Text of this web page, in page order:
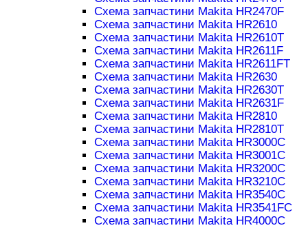
Схема запчастини Makita HR2470F
Схема запчастини Makita HR2610
Схема запчастини Makita HR2610T
Схема запчастини Makita HR2611F
Схема запчастини Makita HR2611FT
Схема запчастини Makita HR2630
Схема запчастини Makita HR2630T
Схема запчастини Makita HR2631F
Схема запчастини Makita HR2810
Схема запчастини Makita HR2810T
Схема запчастини Makita HR3000C
Схема запчастини Makita HR3001C
Схема запчастини Makita HR3200C
Схема запчастини Makita HR3210C
Схема запчастини Makita HR3540C
Схема запчастини Makita HR3541FC
Схема запчастини Makita HR4000C